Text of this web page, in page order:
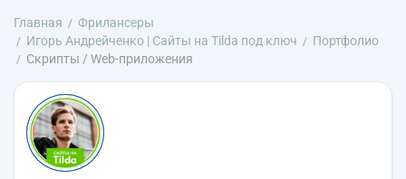
Главная
Фрилансеры
Игорь Андрейченко | Сайты на Tilda под ключ
Портфолио
Скрипты / Web-приложения